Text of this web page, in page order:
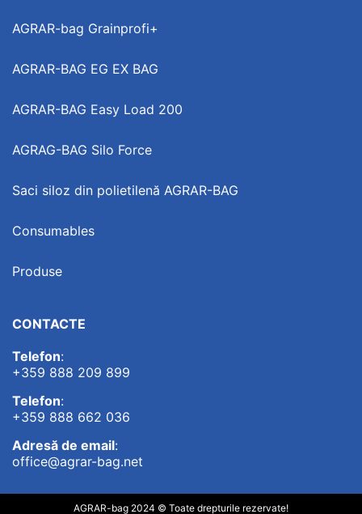
AGRAR-bag Grainprofi+
AGRAR-BAG EG EX BAG
AGRAR-BAG Easy Load 200
AGRAG-BAG Silo Force
Saci siloz din polietilenă AGRAR-BAG
Consumables
Produse
CONTACTE
Telefon:
+359 888 209 899
Telefon:
+359 888 662 036
Adresă de email:
office@agrar-bag.net
AGRAR-bag 2024 © Toate drepturile rezervate!